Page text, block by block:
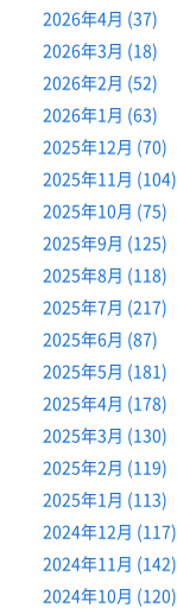
2026年4月 (37)
2026年3月 (18)
2026年2月 (52)
2026年1月 (63)
2025年12月 (70)
2025年11月 (104)
2025年10月 (75)
2025年9月 (125)
2025年8月 (118)
2025年7月 (217)
2025年6月 (87)
2025年5月 (181)
2025年4月 (178)
2025年3月 (130)
2025年2月 (119)
2025年1月 (113)
2024年12月 (117)
2024年11月 (142)
2024年10月 (120)